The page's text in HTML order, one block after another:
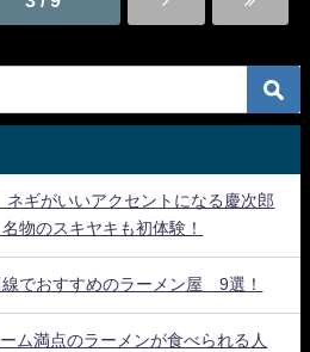
ネギがいいアクセントになる慶次郎
物のスキヤキも初体験！
でおすすめのラーメン屋 9選！
ム満点のラーメンが食べられる人